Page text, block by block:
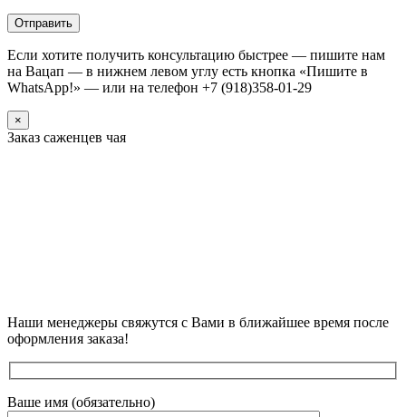
Если хотите получить консультацию быстрее — пишите нам
на Вацап — в нижнем левом углу есть кнопка «Пишите в
WhatsApp!» — или на телефон +7 (918)358-01-29
×
Заказ саженцев чая
Наши менеджеры свяжутся с Вами в ближайшее время после
оформления заказа!
Ваше имя (обязательно)